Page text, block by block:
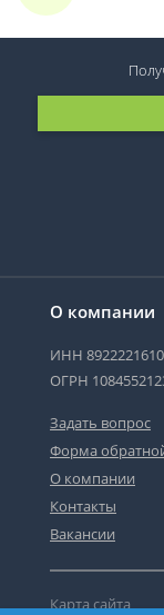
О компании
ИНН 8922221610
ОГРН
Задать вопрос
Форма
О компании
Контакты
Вакансии
Карта сайта